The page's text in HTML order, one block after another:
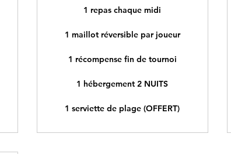
1 repas chaque midi
1 maillot réversible par joueur
1 récompense fin de tournoi
1 hébergement 2 NUITS
1 serviette de plage (OFFERT)